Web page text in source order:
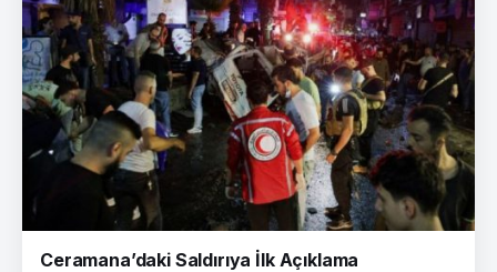
Ceramana’daki Saldırıya İlk Açıklama